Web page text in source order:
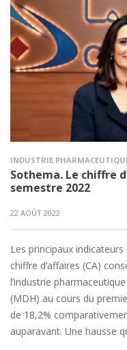
INDUSTRIE
Sothema. Le chiffre
semestre 2022
22 AOÛT 2022
Les principaux
chiffre d’affaires (CA)
l’industrie
(MDH) au cours du
de 18,2%
auparavant. Une hausse